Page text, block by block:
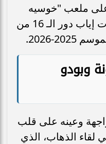
17 مارس 2026، على ملعب "خوسيه
ألفالادي"، في إطار منافسات إياب دور الـ 16 من
2026.
وبودو
وعينه على قلب
لقاء الذهاب، الذي